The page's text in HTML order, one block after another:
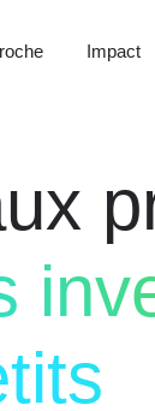
Impact